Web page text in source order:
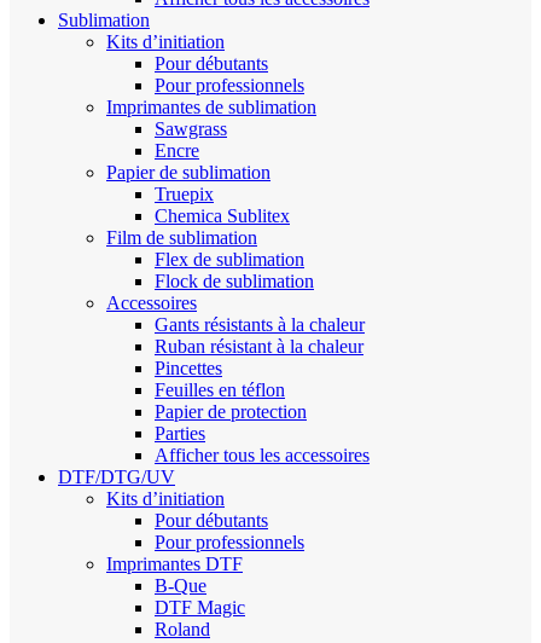
Sublimation
Kits d’initiation
Pour débutants
Pour professionnels
Imprimantes de sublimation
Sawgrass
Encre
Papier de sublimation
Truepix
Chemica Sublitex
Film de sublimation
Flex de sublimation
Flock de sublimation
Accessoires
Gants résistants à la chaleur
Ruban résistant à la chaleur
Pincettes
Feuilles en téflon
Papier de protection
Parties
Afficher tous les accessoires
DTF/DTG/UV
Kits d’initiation
Pour débutants
Pour professionnels
Imprimantes DTF
B-Que
DTF Magic
Roland